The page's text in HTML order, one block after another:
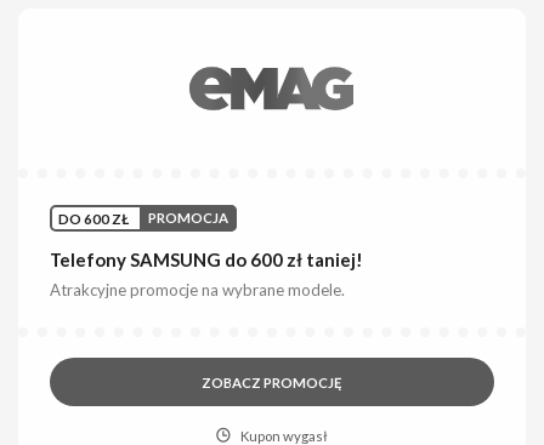
DO 600 ZŁ PROMOCJA
Telefony SAMSUNG do 600 zł taniej!
Atrakcyjne promocje na wybrane modele.
ZOBACZ PROMOCJĘ
Kupon wygasł